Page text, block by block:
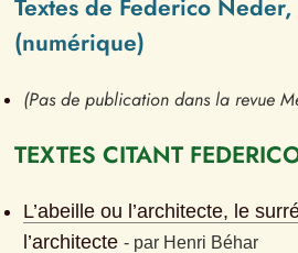
Textes de Federico
(numérique)
(Pas de publication dans la revue
TEXTES CITANT
L’abeille ou l’architecte, le
l’architecte - par Henri Béhar